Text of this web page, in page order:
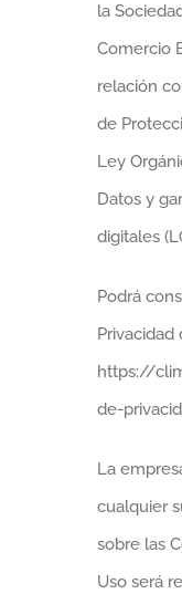
la
Comercio
relación
de
Ley
Datos y
digitales
Podrá
https://
de-
La
cualquier
sobre las
Uso será